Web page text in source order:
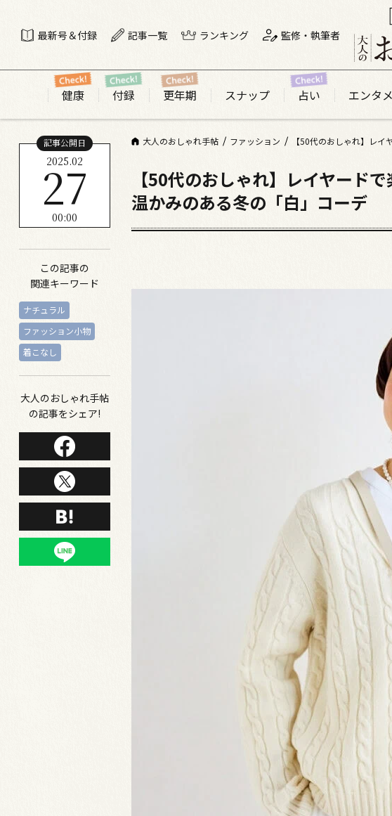
最新号＆付録 記事一覧 ランキング 監修・執筆者
健康 付録 更年期 スナップ 占い エンタ
大人のおしゃれ手帖 ファッション 【50代のおしゃれ】レ
記事公開日
2025.02
27
00:00
この記事の
関連キーワード
ナチュラル
ファッション小物
着こなし
大人のおしゃれ手帖
の記事をシェア!
【50代のおしゃれ】レイヤードで
温かみのある冬の「白」コーデ